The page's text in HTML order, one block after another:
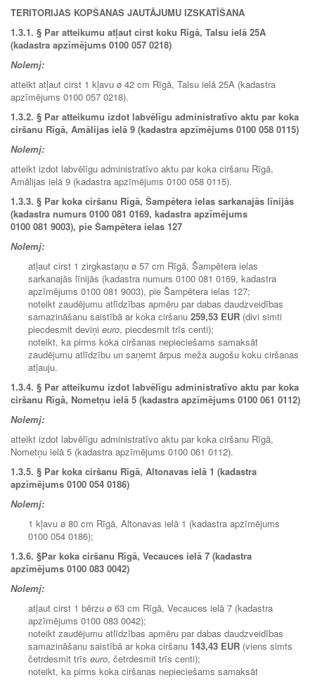
TERITORIJAS KOPŠANAS JAUTĀJUMU IZSKATĪŠANA
1.3.1. § Par atteikumu atļaut cirst koku Rīgā, Talsu ielā 25A
(kadastra apzīmējums 0100 057 0218)
Nolemj:
atteikt atļaut cirst 1 kļavu ø 42 cm Rīgā, Talsu ielā 25A (kadastra
apzīmējums 0100 057 0218).
1.3.2. § Par atteikumu izdot labvēlīgu administratīvo aktu par koka
ciršanu Rīgā, Amālijas ielā 9 (kadastra apzīmējums 0100 058 0115)
Nolemj:
atteikt izdot labvēlīgu administratīvo aktu par koka ciršanu Rīgā,
Amālijas ielā 9 (kadastra apzīmējums 0100 058 0115).
1.3.3. § Par koka ciršanu Rīgā, Šampētera ielas sarkanajās līnijās
(kadastra numurs 0100 081 0169, kadastra apzīmējums
0100 081 9003), pie Šampētera ielas 127
Nolemj:
atļaut cirst 1 zirgkastaņu ø 57 cm Rīgā, Šampētera ielas
sarkanajās līnijās (kadastra numurs 0100 081 0169, kadastra
apzīmējums 0100 081 9003), pie Šampētera ielas 127;
noteikt zaudējumu atlīdzības apmēru par dabas daudzveidības
samazināšanu saistībā ar koka ciršanu 259,53 EUR (divi simti
piecdesmit deviņi euro, piecdesmit trīs centi);
noteikt, ka pirms koka ciršanas nepieciešams samaksāt
zaudējumu atlīdzību un saņemt ārpus meža augošu koku ciršanas
atļauju.
1.3.4. § Par atteikumu izdot labvēlīgu administratīvo aktu par koka
ciršanu Rīgā, Nometņu ielā 5 (kadastra apzīmējums 0100 061 0112)
Nolemj:
atteikt izdot labvēlīgu administratīvo aktu par koka ciršanu Rīgā,
Nometņu ielā 5 (kadastra apzīmējums 0100 061 0112).
1.3.5. § Par koka ciršanu Rīgā, Altonavas ielā 1 (kadastra
apzīmējums 0100 054 0186)
Nolemj:
1 kļavu ø 80 cm Rīgā, Altonavas ielā 1 (kadastra apzīmējums
0100 054 0186);
1.3.6. §Par koka ciršanu Rīgā, Vecauces ielā 7 (kadastra
apzīmējums 0100 083 0042)
Nolemj:
atļaut cirst 1 bērzu ø 63 cm Rīgā, Vecauces ielā 7 (kadastra
apzīmējums 0100 083 0042);
noteikt zaudējumu atlīdzības apmēru par dabas daudzveidības
samazināšanu saistībā ar koka ciršanu 143,43 EUR (viens simts
četrdesmit trīs euro, četrdesmit trīs centi);
noteikt, ka pirms koka ciršanas nepieciešams samaksāt